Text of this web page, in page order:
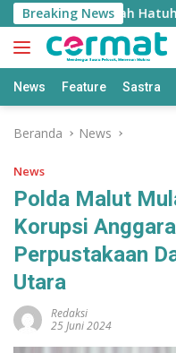
Langsung
ke
konten
Breaking News
Inyie: Falsafah
News Feature Sastra
Beranda News
News
Polda Malut
Korupsi
Perpustakaan
Utara
Redaksi
25 Juni 2024